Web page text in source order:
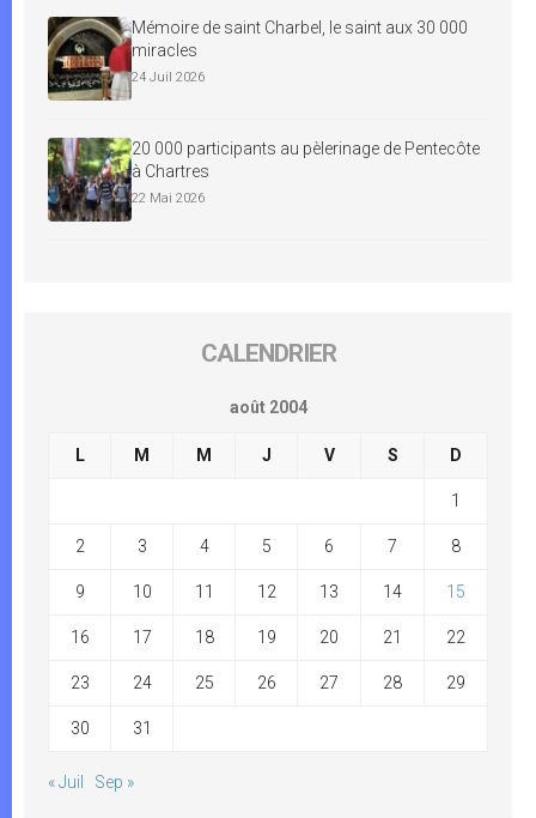
Mémoire de saint Charbel, le saint aux 30 000
miracles
24 Juil 2026
20 000 participants au pèlerinage de Pentecôte
à Chartres
22 Mai 2026
CALENDRIER
août 2004
L M M J V S D
1
2 3 4 5 6 7 8
9 10 11 12 13 14 15
16 17 18 19 20 21 22
23 24 25 26 27 28 29
30 31
« Juil Sep »